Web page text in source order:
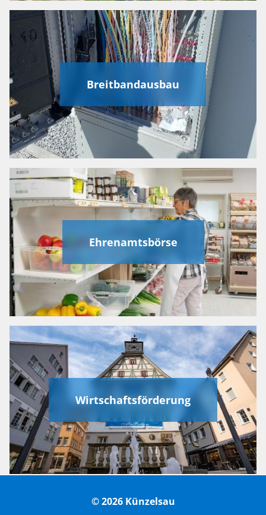
Breitbandausbau
Ehrenamtsbörse
Wirtschaftsförderung
© 2026 Künzelsau